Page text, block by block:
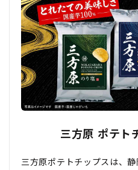
三方原 ポテト
三方原ポテトチップスは、